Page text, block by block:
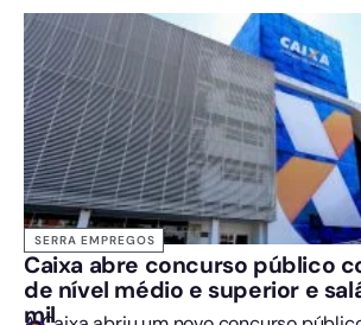
SERRA EMPREGOS
Caixa abre concurso público
de nível médio e superior e
mil